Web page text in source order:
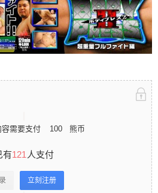
需要支付 100 熊币
有121 人支付
立刻注册
100熊币 已有121人支付 登